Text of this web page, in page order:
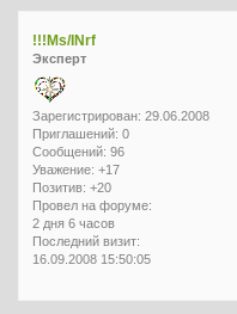
!!!Ms/INrf
Эксперт
Зарегистрирован: 29.06.2008
Приглашений: 0
Сообщений: 96
Уважение: +17
Позитив: +20
Провел на форуме:
2 дня 6 часов
Последний визит:
16.09.2008 15:50:05